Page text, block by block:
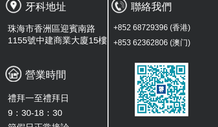
牙科地址
珠海市香洲區迎賓南路
1155號中建商業大廈15樓
營業時間
禮拜一至禮拜日
9：30-18：30
聯絡我們
+852 68729396 (香港)
+853 62362806 (澳门)